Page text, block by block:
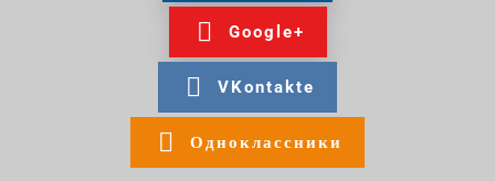
Google+
VKontakte
Одноклассники